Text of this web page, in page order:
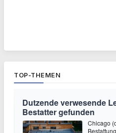
TOP-THEMEN
Dutzende verwesende
Bestatter gefunden
Chicago